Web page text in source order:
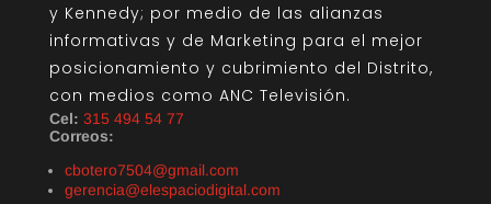
y Kennedy; por medio de las alianzas
informativas y de Marketing para el mejor
posicionamiento y cubrimiento del Distrito,
con medios como ANC Televisión.
Cel: 315 494 54 77
Correos:
cbotero7504@gmail.com
gerencia@elespaciodigital.com